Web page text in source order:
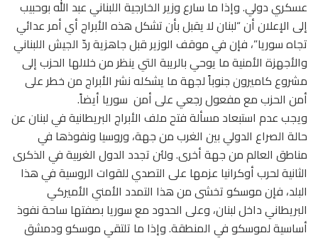
عسكري دولي. وإذا ما سارع وزير الخارجية اللبناني عبد الله بوحبيب
إلى الإعلان أن “لبنان لا يقبل بأن تشكل هذه الأبراج أي أمر عدائي
تجاه سوريا”، فإن في موقف الوزير قبل جاهزية ردّ الجيش اللبناني
والأجهزة الأمنية ما يوحي بالريبة التي ينظر من خلالها الحزب إلى
مشروع كاميرون جنوباً لجهة ما يشكله نشر الأبراج من خطر على
أمن الحزب مع مفعول رجعي على أمن سوريا أيضاً.
ويجب عدم استبعاد مسألة فتح ملف الأبراج البريطانية في لبنان عن
حالة الصراع الدولي بين الغرب من جهة، وروسيا ونفوذها في
مناطق العالم من جهة أخرى. ولئن تجدد الدول الغربية في الذكرى
الثانية لحرب أوكرانيا عزمها على التصدي للقوات الروسية في هذا
البلد، فإن موسكو تخشى من هذا التمدد الأمني الأميركي
البريطاني داخل لبنان، وعلى الحدود مع سوريا بصفتها ساحة نفوذ
أساسية لموسكو في المنطقة. وإذا ما تلتقي موسكو ودمشق